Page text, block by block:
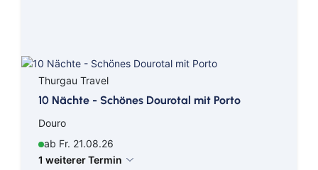
Thurgau Travel
10 Nächte - Schönes Dourotal mit Porto
Douro
ab Fr. 21.08.26
1 weiterer Termin